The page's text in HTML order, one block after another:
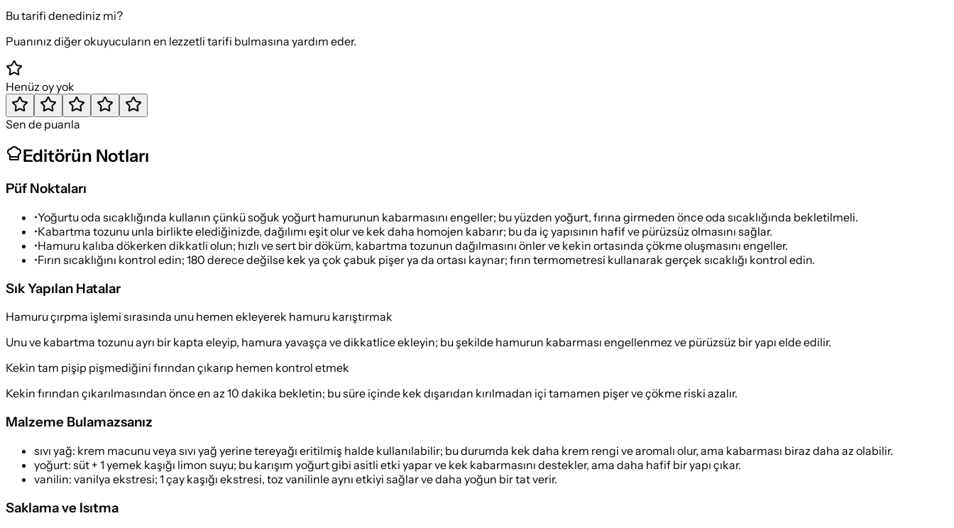
Bu tarifi denediniz mi?
Puanınız diğer okuyucuların en lezzetli tarifi bulmasına yardım eder.
Henüz oy yok
Sen de puanla
Editörün Notları
Püf Noktaları
•Yoğurtu oda sıcaklığında kullanın çünkü soğuk yoğurt hamurunun kabarmasını engeller; bu yüzden yoğurt, fırına girmeden önce oda sıcaklığında bekletilmeli.
•Kabartma tozunu unla birlikte elediğinizde, dağılımı eşit olur ve kek daha homojen kabarır; bu da iç yapısının hafif ve pürüzsüz olmasını sağlar.
•Hamuru kalıba dökerken dikkatli olun; hızlı ve sert bir döküm, kabartma tozunun dağılmasını önler ve kekin ortasında çökme oluşmasını engeller.
•Fırın sıcaklığını kontrol edin; 180 derece değilse kek ya çok çabuk pişer ya da ortası kaynar; fırın termometresi kullanarak gerçek sıcaklığı kontrol edin.
Sık Yapılan Hatalar
Hamuru çırpma işlemi sırasında unu hemen ekleyerek hamuru karıştırmak
Unu ve kabartma tozunu ayrı bir kapta eleyip, hamura yavaşça ve dikkatlice ekleyin; bu şekilde hamurun kabarması engellenmez ve pürüzsüz bir yapı elde edilir.
Kekin tam pişip pişmediğini fırından çıkarıp hemen kontrol etmek
Kekin fırından çıkarılmasından önce en az 10 dakika bekletin; bu süre içinde kek dışarıdan kırılmadan içi tamamen pişer ve çökme riski azalır.
Malzeme Bulamazsanız
sıvı yağ: krem macunu veya sıvı yağ yerine tereyağı eritilmiş halde kullanılabilir; bu durumda kek daha krem rengi ve aromalı olur, ama kabarması biraz daha az olabilir.
yoğurt: süt + 1 yemek kaşığı limon suyu; bu karışım yoğurt gibi asitli etki yapar ve kek kabarmasını destekler, ama daha hafif bir yapı çıkar.
vanilin: vanilya ekstresi; 1 çay kaşığı ekstresi, toz vanilinle aynı etkiyi sağlar ve daha yoğun bir tat verir.
Saklama ve Isıtma